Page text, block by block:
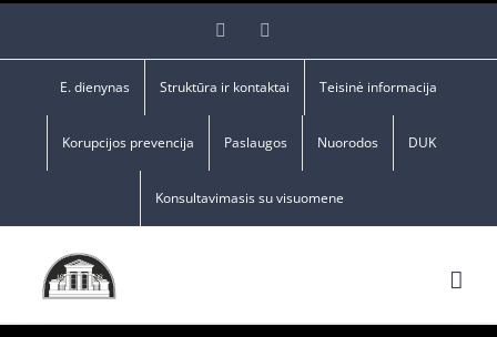
Facebook
E. dienynas Struktūra ir kontaktai Teisinė informacija
Korupcijos prevencija Paslaugos Nuorodos DUK
Konsultavimasis su visuomene